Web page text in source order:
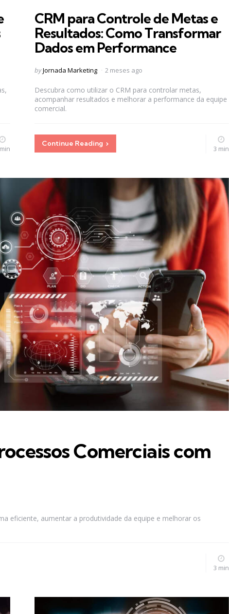
CRM para Controle de Metas e
Resultados: Como Transformar
Dados em Performance
Posted
byJornada Marketing 2 meses ago
Descubra como utilizar o CRM para controlar metas,
acompanhar resultados e melhorar a performance da equipe
comercial.
Continue Reading
3 min
Comerciais com
eficiente, aumentar a produtividade da equipe e melhorar os
3 min